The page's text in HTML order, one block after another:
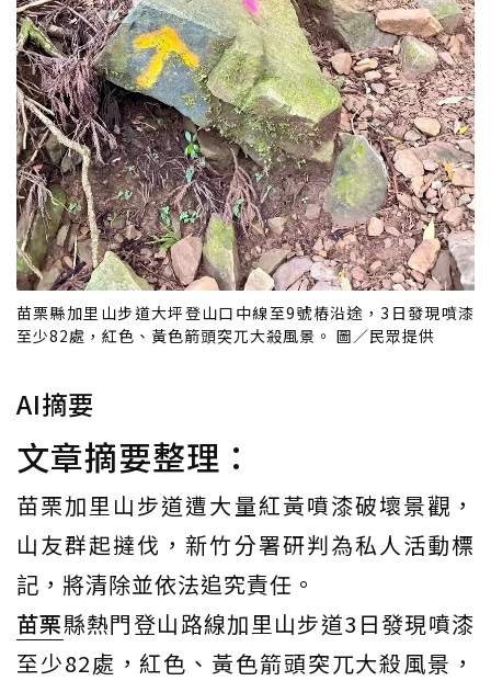
苗栗縣加里山步道大坪登山口中線至9號樁沿途，3日發現噴漆
至少82處，紅色、黃色箭頭突兀大殺風景。 圖／民眾提供
AI摘要
文章摘要整理：
苗栗加里山步道遭大量紅黃噴漆破壞景觀，
山友群起撻伐，新竹分署研判為私人活動標
記，將清除並依法追究責任。
苗栗縣熱門登山路線加里山步道3日發現噴漆
至少82處，紅色、黃色箭頭突兀大殺風景，